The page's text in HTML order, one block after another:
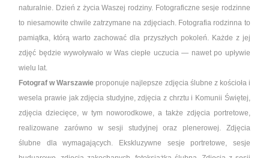
naturalnie. Dzień z życia Waszej rodziny. Fotograficzne sesje rodzinne
to niesamowite chwile zatrzymane na zdjęciach. Fotografia rodzinna to
pamiątka, którą warto zachować dla przyszłych pokoleń. Każde z jej
zdjęć będzie wywoływało w Was ciepłe uczucia — nawet po upływie
wielu lat.
Fotograf w Warszawie proponuje najlepsze zdjęcia ślubne z kościoła i
wesela prawie jak zdjęcia studyjne, zdjęcia z chrztu i Komunii Świętej,
zdjęcia dziecięce, w tym noworodkowe, a także zdjęcia portretowe,
realizowane zarówno w sesji studyjnej oraz plenerowej. Zdjęcia
ślubne dla wymagających. Ekskluzywne sesje portretowe, sesje